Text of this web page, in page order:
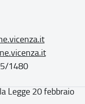
1480
Legge 20 febbraio